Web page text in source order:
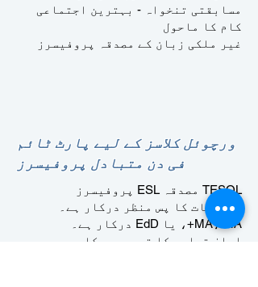
مسابقتی تنخواہ - بہترین اجتماعی
کام کا ماحول
غیر ملکی زبان کے مصدقہ پروفیسرز
ورچوئل کلاسز کے لیے پارٹ ٹائم
فی دن متبادل پروفیسرز
TESOL مصدقہ ESL پروفیسرز
لسانیات کا پس منظر درکار ہے۔
MA، MA+، یا EdD درکار ہے۔
اعلیٰ تعلیم کا تجربہ درکار ہے۔